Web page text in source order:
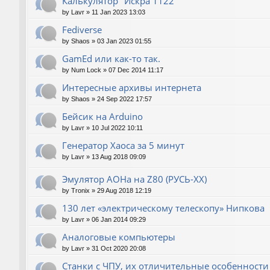
by Lavr » 11 Jan 2023 13:03
Fediverse
by Shaos » 03 Jan 2023 01:55
GamEd или как-то так.
by Num Lock » 07 Dec 2014 11:17
Интересные архивы интернета
by Shaos » 24 Sep 2022 17:57
Бейсик на Arduino
by Lavr » 10 Jul 2022 10:11
Генератор Хаоса за 5 минут
by Lavr » 13 Aug 2018 09:09
Эмулятор АОНа на Z80 (РУСЬ-XX)
by Tronix » 29 Aug 2018 12:19
130 лет «электрическому телескопу» Нипкова
by Lavr » 06 Jan 2014 09:29
Аналоговые компьютеры
by Lavr » 31 Oct 2020 20:08
Станки с ЧПУ, их отличительные особенности